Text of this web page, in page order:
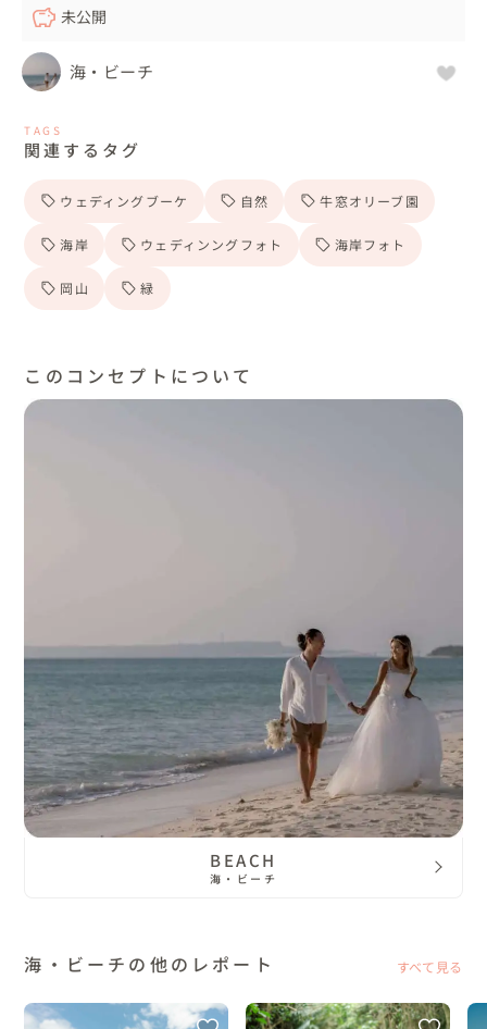
未公開
海・ビーチ
TAGS
関連するタグ
ウェディングブーケ 自然 牛窓オリーブ園
海岸 ウェディンングフォト 海岸フォト
岡山 緑
このコンセプトについて
BEACH
海・ビーチ
海・ビーチの他のレポート すべて見る